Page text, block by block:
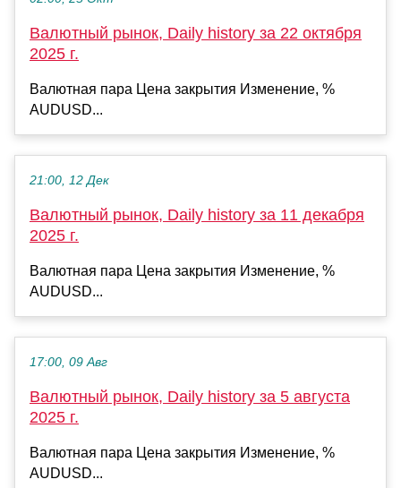
Валютный рынок, Daily history за 22 октября
2025 г.
Валютная пара Цена закрытия Изменение, %
AUDUSD...
21:00, 12 Дек
Валютный рынок, Daily history за 11 декабря
2025 г.
Валютная пара Цена закрытия Изменение, %
AUDUSD...
17:00, 09 Авг
Валютный рынок, Daily history за 5 августа
2025 г.
Валютная пара Цена закрытия Изменение, %
AUDUSD...